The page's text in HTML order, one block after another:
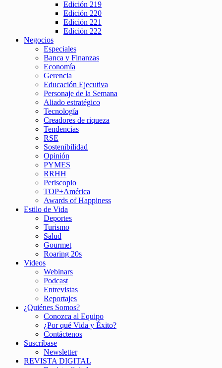
Edición 219
Edición 220
Edición 221
Edición 222
Negocios
Especiales
Banca y Finanzas
Economía
Gerencia
Educación Ejecutiva
Personaje de la Semana
Aliado estratégico
Tecnología
Creadores de riqueza
Tendencias
RSE
Sostenibilidad
Opinión
PYMES
RRHH
Periscopio
TOP+América
Awards of Happiness
Estilo de Vida
Deportes
Turismo
Salud
Gourmet
Roaring 20s
Videos
Webinars
Podcast
Entrevistas
Reportajes
¿Quiénes Somos?
Conozca al Equipo
¿Por qué Vida y Éxito?
Contáctenos
Suscríbase
Newsletter
REVISTA DIGITAL